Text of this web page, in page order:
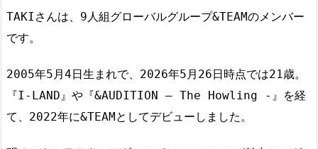
TAKIさんは、9人組グローバルグループ&TEAMのメンバー
です。
2005年5月4日生まれで、2026年5月26日時点では21歳。
『I-LAND』や『&AUDITION – The Howling -』を経
て、2022年に&TEAMとしてデビューしました。